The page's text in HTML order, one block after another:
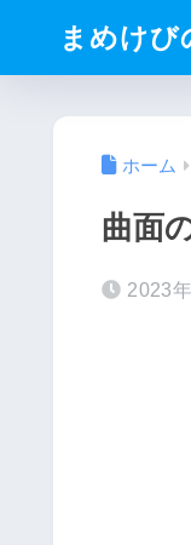
まめけび
ホーム
曲面
2023